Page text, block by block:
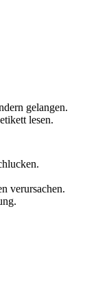
gelangen.
lesen.
verursachen.